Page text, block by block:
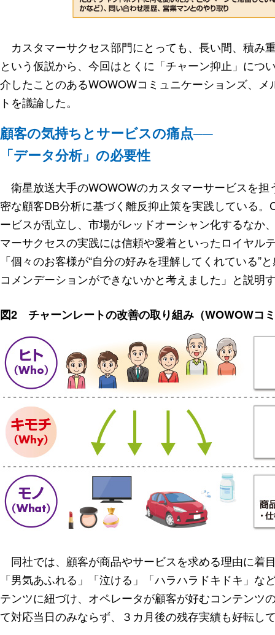
カスタマーサクセス部門にとっても、長い間、積み
という仮説から、今回はとくに「チャーン抑止」につ
介したことのあるWOWOWコミュニケーションズ、
トを議論した。
顧客の気持ちとサービスの痛点──
「データ分析」の必要性
衛星放送大手のWOWOWのカスタマーサービスを
密な顧客DB分析に基づく離反抑止策を実践している
ービスが乱立し、市場がレッドオーシャン化するなか
マーサクセスの実践には信頼や愛着といったロイヤル
「個々のお客様が“自分の好みを理解してくれている”
コメンデーションができないかと考えました」と説明
図2 チャーンレートの改善の取り組み（WOWOWコ
同社では、顧客が商品やサービスを求める理由に着
「男気あふれる」「泣ける」「ハラハラドキドキ」
テンツに紐づけ、オペレータが顧客が好むコンテンツ
て対応当日のみならず、３カ月後の残存実績も好転し